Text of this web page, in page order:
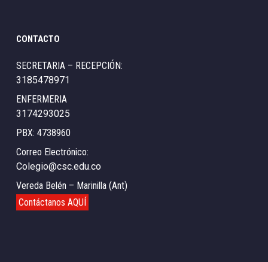
CONTACTO
SECRETARIA – RECEPCIÓN:
3185478971
ENFERMERIA
3174293025
PBX: 4738960
Correo Electrónico:
Colegio@csc.edu.co
Vereda Belén – Marinilla (Ant)
Contáctanos AQUÍ